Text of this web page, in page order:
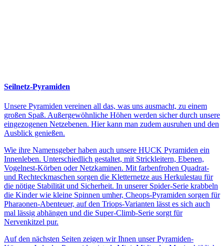
Seilnetz-Pyramiden
Unsere Pyramiden vereinen all das, was uns ausmacht, zu einem
großen Spaß. Außergewöhnliche Höhen werden sicher durch unsere
eingezogenen Netzebenen. Hier kann man zudem ausruhen und den
Ausblick genießen.
Wie ihre Namensgeber haben auch unsere HUCK Pyramiden ein
Innenleben. Unterschiedlich gestaltet, mit Strickleitern, Ebenen,
Vogelnest-Körben oder Netzkaminen. Mit farbenfrohen Quadrat-
und Rechteckmaschen sorgen die Kletternetze aus Herkulestau für
die nötige Stabilität und Sicherheit. In unserer Spider-Serie krabbeln
die Kinder wie kleine Spinnen umher, Cheops-Pyramiden sorgen für
Pharaonen-Abenteuer, auf den Triops-Varianten lässt es sich auch
mal lässig abhängen und die Super-Climb-Serie sorgt für
Nervenkitzel pur.
Auf den nächsten Seiten zeigen wir Ihnen unser Pyramiden-